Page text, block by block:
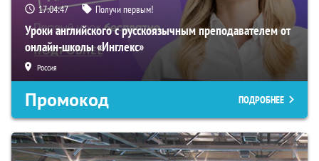
17:04:46 Получи первым!
Уроки английского с русскоязычным преподавателем от
онлайн-школы «Инглекс»
Россия
Промокод ПОДРОБНЕЕ